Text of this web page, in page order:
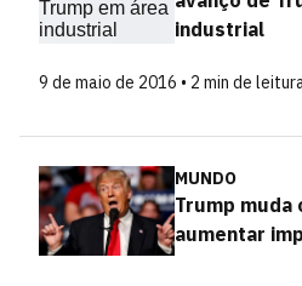
industrial
9 de maio de 2016 • 2 min de
MUNDO
Trump muda
aumentar